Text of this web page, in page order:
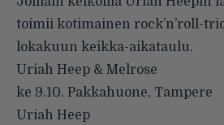
toimii kotimainen rock’n’roll-
lokakuun keikka-aikataulu.
Uriah Heep & Melrose
ke 9.10. Pakkahuone, Tampere
Uriah Heep